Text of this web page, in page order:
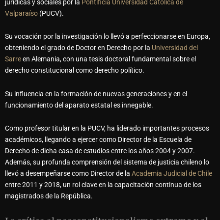
jurídicas y sociales por la Pontificia Universidad Católica de
Valparaíso (PUCV).
Su vocación por la investigación lo llevó a perfeccionarse en Europa,
obteniendo el grado de Doctor en Derecho por la Universidad del
Sarreen Alemania, con una tesis doctoral fundamental sobre el
derecho constitucional como derecho político.
Su influencia en la formación de nuevas generaciones y en el
funcionamiento del aparato estatal es innegable.
Como profesor titular en la PUCV, ha liderado importantes procesos
académicos, llegando a ejercer como Director de la Escuela de
Derecho de dicha casa de estudios entre los años 2004 y 2007.
Además, su profunda comprensión del sistema de justicia chileno lo
llevó a desempeñarse como Director de la Academia Judicial de Chile
entre 2011 y 2018, un rol clave en la capacitación continua de los
magistrados de la República.